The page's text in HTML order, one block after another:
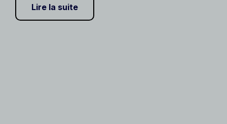
Lire la suite